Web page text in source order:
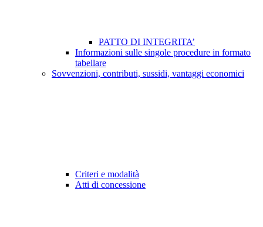
PATTO DI INTEGRITA’
Informazioni sulle singole procedure in formato
tabellare
Sovvenzioni, contributi, sussidi, vantaggi economici
Criteri e modalità
Atti di concessione